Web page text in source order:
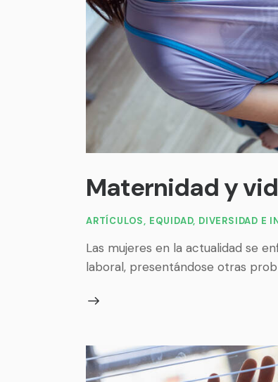
Maternidad y
ARTÍCULOS, EQUIDAD, DIVERSIDAD E
Las mujeres en la actualidad se
laboral, presentándose otras